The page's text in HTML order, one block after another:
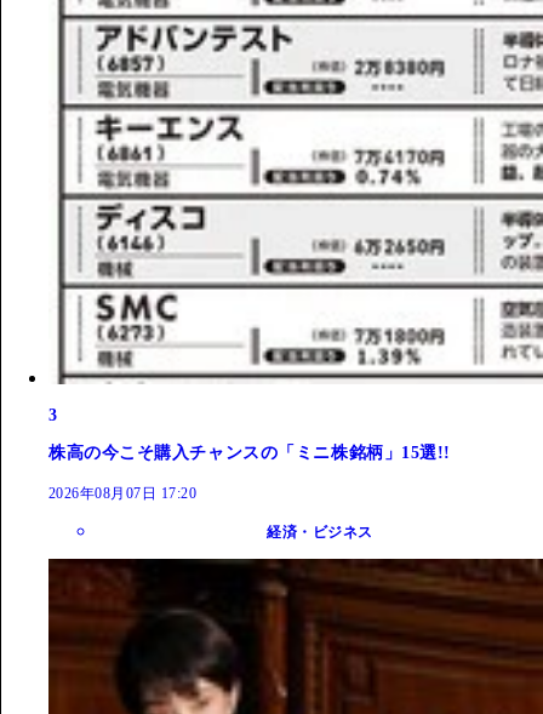
3
株高の今こそ購入チャンスの「ミニ株銘柄」15選!!
2026年08月07日 17:20
経済・ビジネス